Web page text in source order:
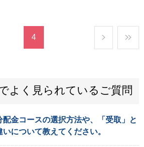
4
よく見られているご質問
配金コースの選択方法や、「受取」と
いについて教えてください。